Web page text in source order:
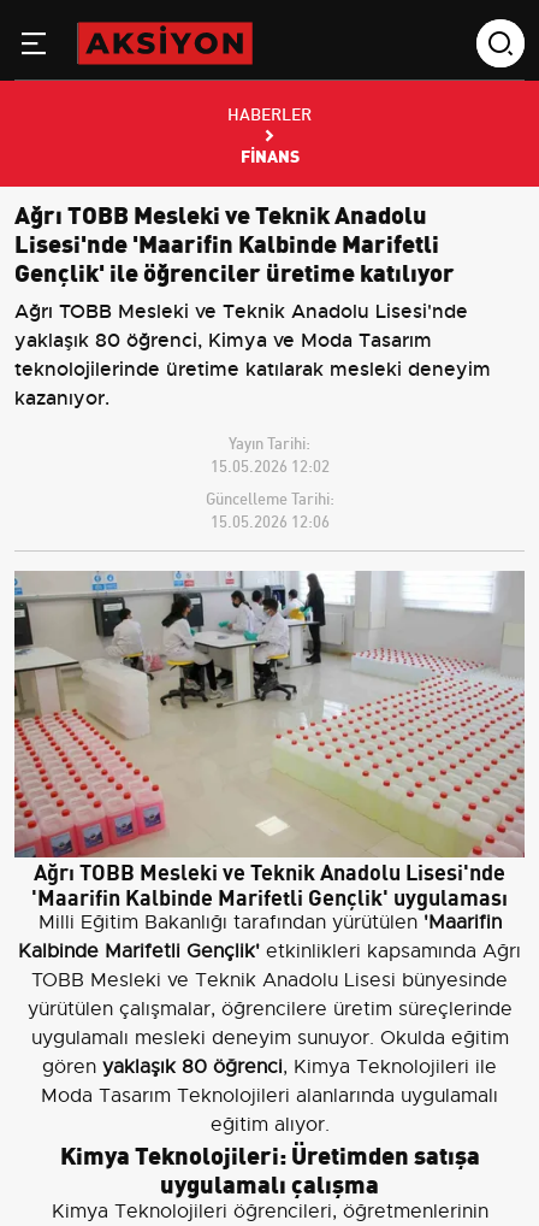
HABERLER
FINANS
Ağrı TOBB Mesleki ve Teknik Anadolu
Lisesi'nde 'Maarifin Kalbinde Marifetli
Gençlik' ile öğrenciler üretime katılıyor
Ağrı TOBB Mesleki ve Teknik Anadolu Lisesi'nde
yaklaşık 80 öğrenci, Kimya ve Moda Tasarım
teknolojilerinde üretime katılarak mesleki deneyim
kazanıyor.
Yayın Tarihi:
15.05.2026 12:02
Güncelleme Tarihi:
15.05.2026 12:06
Ağrı TOBB Mesleki ve Teknik Anadolu Lisesi'nde
'Maarifin Kalbinde Marifetli Gençlik' uygulaması
Milli Eğitim Bakanlığı tarafından yürütülen 'Maarifin
Kalbinde Marifetli Gençlik' etkinlikleri kapsamında Ağrı
TOBB Mesleki ve Teknik Anadolu Lisesi bünyesinde
yürütülen çalışmalar, öğrencilere üretim süreçlerinde
uygulamalı mesleki deneyim sunuyor. Okulda eğitim
gören yaklaşık 80 öğrenci, Kimya Teknolojileri ile
Moda Tasarım Teknolojileri alanlarında uygulamalı
eğitim alıyor.
Kimya Teknolojileri: Üretimden satışa
uygulamalı çalışma
Kimya Teknolojileri öğrencileri, öğretmenlerinin